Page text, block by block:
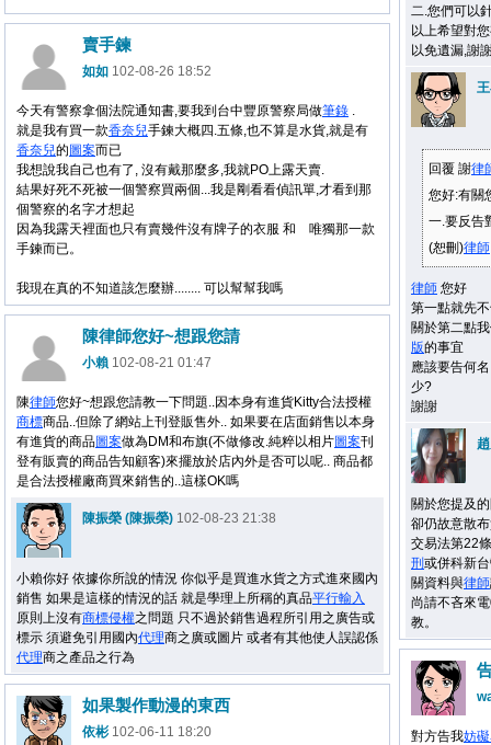
二.您們可以
以上希望對
以免遺漏,謝
回覆 謝律
您好:有關
一.要反告
(恕刪)律師
律師 您好
第一點就先
關於第二點
版的事宜
應該要告何
少?
謝謝
關於您提及
卻仍故意散
交易法第22條
刑 或併科新
關資料與律師
尚請不吝來
教。
賣手鍊
如如 102-08-26 18:52
今天有警察拿個法院通知書,要我到台中豐原警察局做筆錄 .
就是我有買一款香奈兒手鍊大概四.五條,也不算是水貨,就是有
香奈兒的 圖案而已
我想說我自己也有了, 沒有戴那麼多,我就PO上露天賣.
結果好死不死被一個警察買兩個...我是剛看看偵訊單,才看到那
個警察的名字才想起
因為我露天裡面也只有賣幾件沒有牌子的衣服 和 唯獨那一款
手鍊而已。
我現在真的不知道該怎麼辦........ 可以幫幫我嗎
陳律師您好~想跟您請
小賴 102-08-21 01:47
陳律師您好~想跟您請教一下問題..因本身有進貨Kitty合法授權
商標商品..但除了網站上刊登販售外.. 如果要在店面銷售以本身
有進貨的商品圖案做為DM和布旗(不做修改.純粹以相片圖案刊
登有販賣的商品告知顧客)來擺放於店內外是否可以呢.. 商品都
是合法授權廠商買來銷售的..這樣OK嗎
陳振榮 (陳振榮) 102-08-23 21:38
小賴你好 依據你所說的情況 你似乎是買進水貨之方式進來國內
銷售 如果是這樣的情況的話 就是學理上所稱的真品平行輸入
原則上沒有商標侵權之問題 只不過於銷售過程所引用之廣告或
標示 須避免引用國內代理商之廣或圖片 或者有其他使人誤認係
代理商之產品之行為
對方告我妨礙
如果製作動漫的東西
依彬102-06-11 18:20